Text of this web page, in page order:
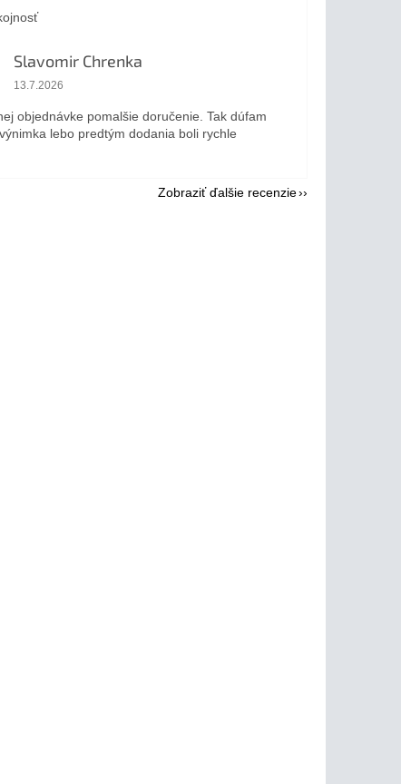
Slavomir Chrenka
Hodnotenie obchodu je 5 z 5 hviezdičiek.
13.7.2026
objednávke pomalšie doručenie. Tak dúfam
lebo predtým dodania boli rychle
Zobraziť ďalšie recenzie